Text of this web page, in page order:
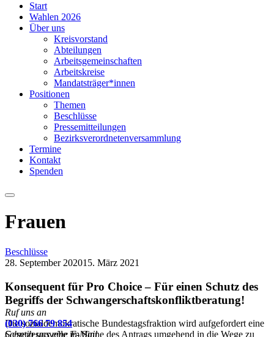
Start
Wahlen 2026
Über uns
Kreisvorstand
Abteilungen
Arbeitsgemeinschaften
Arbeitskreise
Mandatsträger*innen
Positionen
Themen
Beschlüsse
Pressemitteilungen
Bezirksverordnetenversammlung
Termine
Kontakt
Spenden
Menu
Frauen
Beschlüsse
28. September 202015. März 2021
Konsequent für Pro Choice – Für einen Schutz des
Begriffs der Schwangerschafts­konfliktberatung!
Die sozialdemokratische Bundestagsfraktion wird aufgefordert eine
Gesetzesnovelle im Sinne des Antrags umgehend in die Wege zu
Ruf uns an
(030) 766 79 854
Schreib uns eine E-Mail